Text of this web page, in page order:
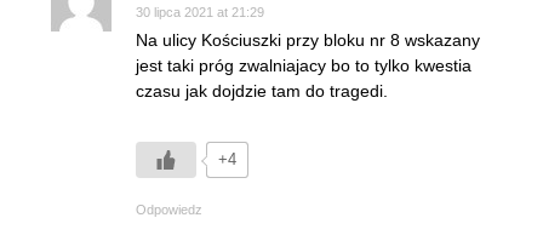
30 lipca 2021 at 21:29
Na ulicy Kościuszki przy bloku nr 8 wskazany
jest taki próg zwalniajacy bo to tylko kwestia
czasu jak dojdzie tam do tragedi.
+4
Odpowiedz